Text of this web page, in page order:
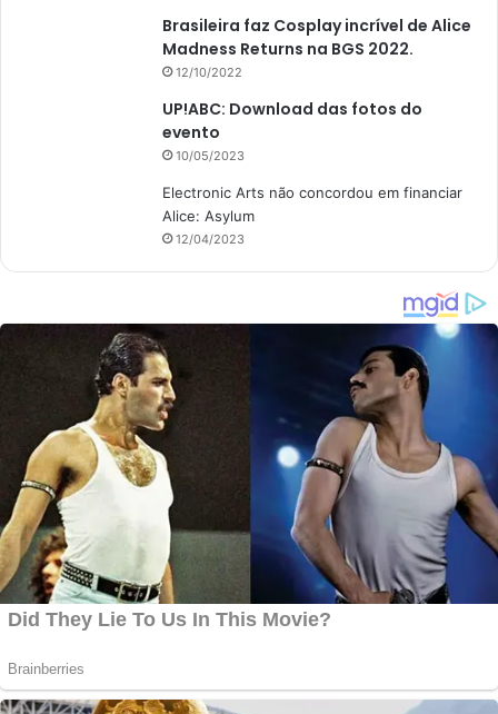
Brasileira faz Cosplay incrível de Alice
Madness Returns na BGS 2022.
12/10/2022
UP!ABC: Download das fotos do
evento
10/05/2023
Electronic Arts não concordou em financiar
Alice: Asylum
12/04/2023